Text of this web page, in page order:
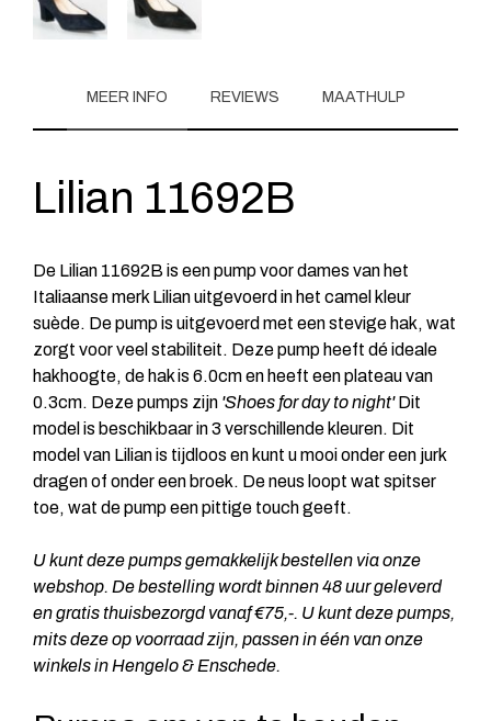
MEER INFO REVIEWS MAATHULP
Lilian 11692B
De Lilian 11692B is een pump voor dames van het
Italiaanse merk Lilian uitgevoerd in het camel kleur
suède. De pump is uitgevoerd met een stevige hak, wat
zorgt voor veel stabiliteit. Deze pump heeft dé ideale
hakhoogte, de hak is 6.0cm en heeft een plateau van
0.3cm. Deze pumps zijn 'Shoes for day to night'Dit
model is beschikbaar in 3 verschillende kleuren. Dit
model van Lilian is tijdloos en kunt u mooi onder een jurk
dragen of onder een broek. De neus loopt wat spitser
toe, wat de pump een pittige touch geeft.
U kunt deze pumps gemakkelijk bestellen via onze
webshop. De bestelling wordt binnen 48 uur geleverd
en gratis thuisbezorgd vanaf €75,-. U kunt deze pumps,
mits deze op voorraad zijn, passen in één van onze
winkels in Hengelo & Enschede.